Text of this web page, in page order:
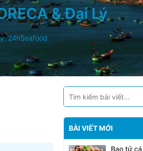
& Đại Lý
24hSeafood
BÀI VIẾT MỚI
Bao tử